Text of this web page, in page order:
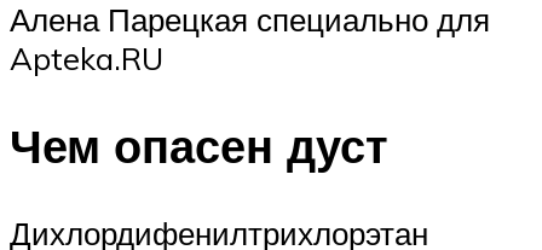
Алена Парецкая специально для
Apteka.RU
Чем опасен дуст
Дихлордифенилтрихлорэтан